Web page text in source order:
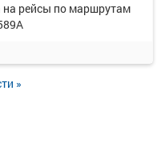
на рейсы по маршрутам
»